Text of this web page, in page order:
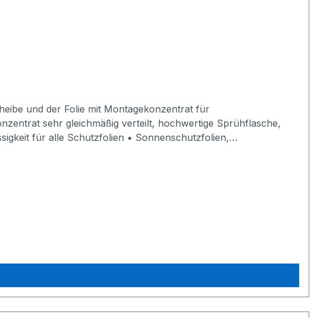
und der Folie mit Montagekonzentrat für
sehr gleichmäßig verteilt, hochwertige Sprühflasche,
für alle Schutzfolien • Sonnenschutzfolien,